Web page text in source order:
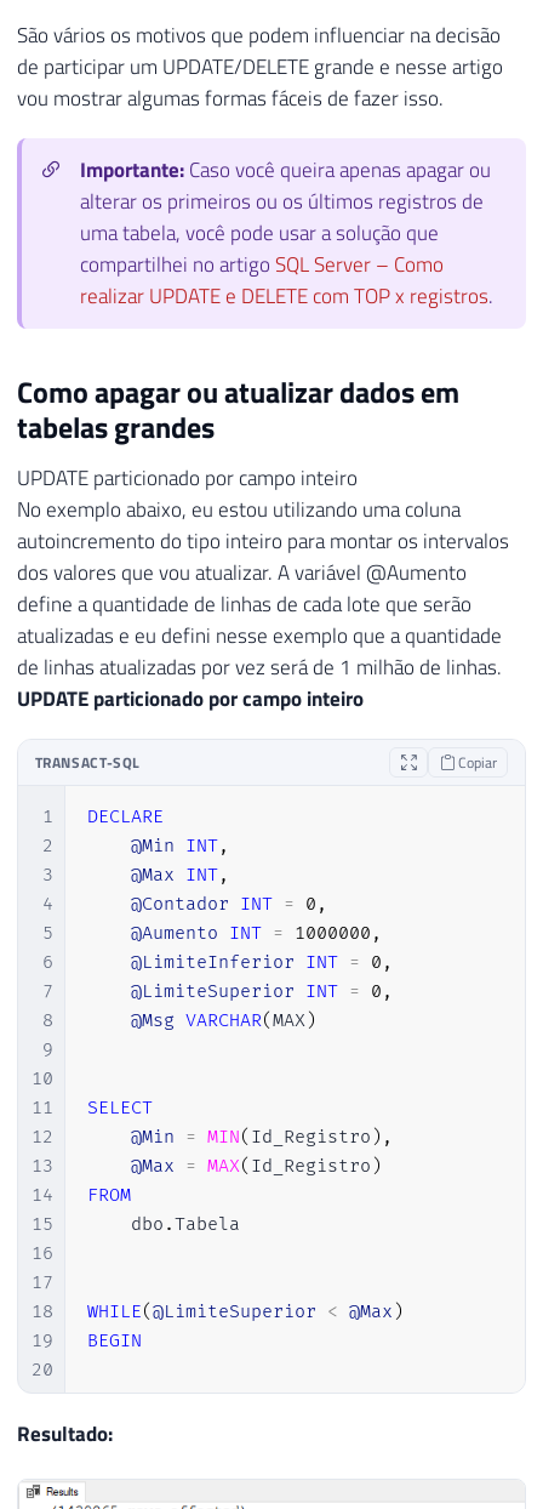
São vários os motivos que podem influenciar na decisão
de participar um UPDATE/DELETE grande e nesse artigo
vou mostrar algumas formas fáceis de fazer isso.
Importante:Caso você queira apenas apagar ou
alterar os primeiros ou os últimos registros de
uma tabela, você pode usar a solução que
compartilhei no artigoSQL Server – Como
realizar UPDATE e DELETE com TOP x registros.
Como apagar ou atualizar dados em
tabelas grandes
UPDATE particionado por campo inteiro
No exemplo abaixo, eu estou utilizando uma coluna
autoincremento do tipo inteiro para montar os intervalos
dos valores que vou atualizar. A variável @Aumento
define a quantidade de linhas de cada lote que serão
atualizadas e eu defini nesse exemplo que a quantidade
de linhas atualizadas por vez será de 1 milhão de linhas.
UPDATE particionado por campo inteiro
TRANSACT-SQL Copiar
1
2
3
4
5
6
7
8
9
10
11
12
13
14
15
16
17
18
19
20
21
22
24
DECLARE
@Min INT,
@Max INT,
@Contador INT = 0 ,
@Aumento INT = 1000000 ,
@LimiteInferior INT = 0 ,
@LimiteSuperior INT = 0 ,
@Msg VARCHAR(MAX)
SELECT
@Min = MIN( Id_Registro ) ,
@Max = MAX( Id_Registro )
FROM
    dbo
.Tabela
WHILE(@LimiteSuperior < @Max )
BEGIN
Resultado: